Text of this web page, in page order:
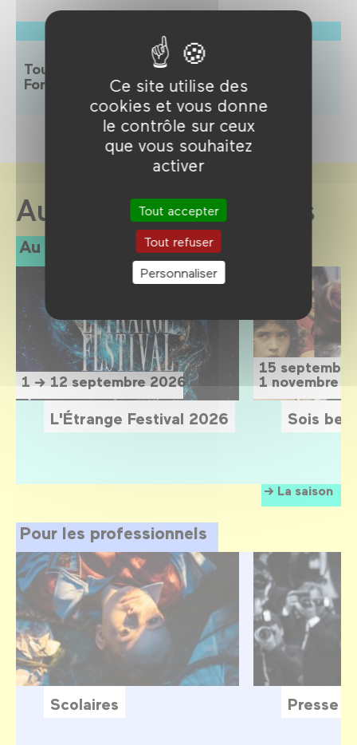
Ce site utilise des
cookies et vous donne
le contrôle sur ceux
que vous souhaitez
activer
Tout accepter
Tout refuser
Personnaliser
Toutes les activités pour les 12-18 ans au
Forum des imagesici
Au Forum des images
Au programme
La saison
1 → 12 septembre 2026
L'Étrange Festival 2026
15
1 novembre
Sois
Pour les professionnels
Scolaires Presse